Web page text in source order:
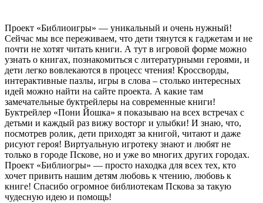
Проект «Библиоигры» — уникальный и очень нужный!
Сейчас мы все переживаем, что дети тянутся к гаджетам и не
почти не хотят читать книги. А тут в игровой форме можно
узнать о книгах, познакомиться с литературными героями, и
дети легко вовлекаются в процесс чтения! Кроссворды,
интерактивные пазлы, игры в слова – столько интересных
идей можно найти на сайте проекта. А какие там
замечательные буктрейлеры на современные книги!
Буктрейлер «Пони Йошка» я показываю на всех встречах с
детьми и каждый раз вижу восторг и улыбки! И знаю, что,
посмотрев ролик, дети приходят за книгой, читают и даже
рисуют героя! Виртуальную игротеку знают и любят не
только в городе Пскове, но и уже во многих других городах.
Проект «Библиогры» — просто находка для всех тех, кто
хочет привить нашим детям любовь к чтению, любовь к
книге! Спасибо огромное библиотекам Пскова за такую
чудесную идею и помощь!